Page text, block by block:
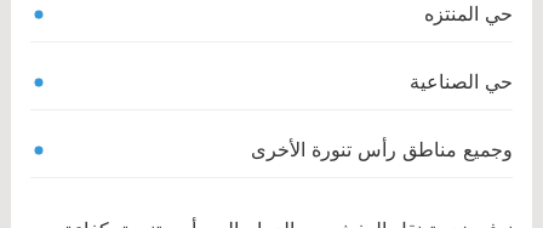
حي المنتزه
حي الصناعية
وجميع مناطق رأس تنورة الأخرى